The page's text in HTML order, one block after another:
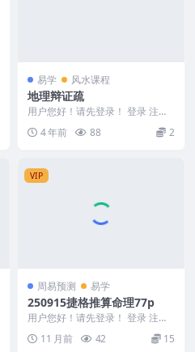
易学 风水课程
地理辩证疏
用户您好！请先登录！ 登录 注册
编号：221609A306 地理辩证疏 &
nb...4 年前 88 2
VIP
周易预测 易学
250915捷格推算命理77p
用户您好！请先登录！ 登录 注册
捷格推算命理77p 250915
11 月前 42 15